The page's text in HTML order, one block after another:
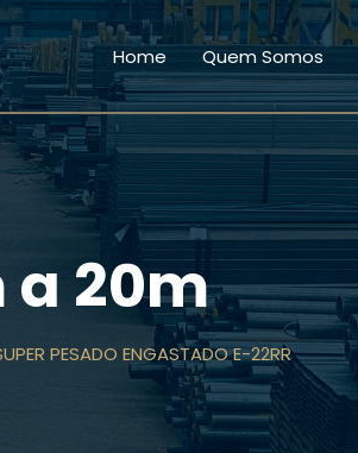
Home Quem Somos
a 20m
PESADO ENGASTADO E-22RR